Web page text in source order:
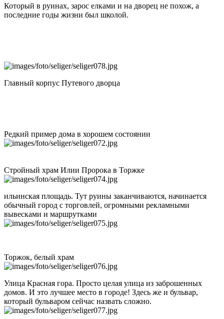
Который в руинах, зарос елками и на дворец не похож, а
последние годы жизни был школой.
Главный корпус Путевого дворца
Редкий пример дома в хорошем состоянии
Стройный храм Илии Пророка в Торжке
ильинская площадь. Тут руины заканчиваются, начинается
обычный город с торговлей, огромными рекламными
вывесками и маршрутками
Торжок, белый храм
Улица Красная гора. Просто целая улица из заброшенных
домов. И это лучшее место в городе! Здесь же и бульвар,
который бульваром сейчас назвать сложно.